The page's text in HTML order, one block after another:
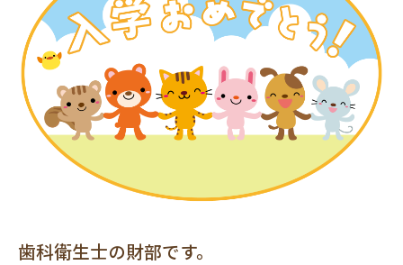
歯科衛生士の財部です。